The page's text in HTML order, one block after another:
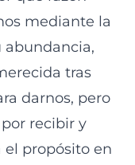
mediante la
abundancia,
tras
darnos, pero
recibir y
el propósito en